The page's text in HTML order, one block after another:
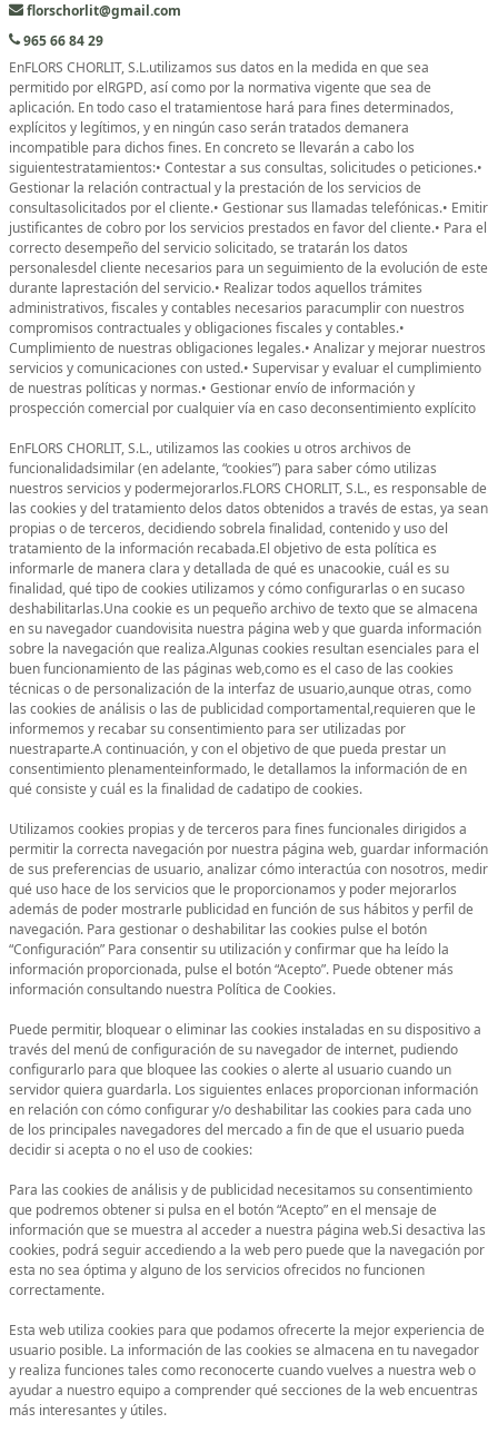
florschorlit@gmail.com
965 66 84 29
EnFLORS CHORLIT, S.L.utilizamos sus datos en la medida en que sea
permitido por elRGPD, así como por la normativa vigente que sea de
aplicación. En todo caso el tratamientose hará para fines determinados,
explícitos y legítimos, y en ningún caso serán tratados demanera
incompatible para dichos fines. En concreto se llevarán a cabo los
siguientestratamientos:• Contestar a sus consultas, solicitudes o peticiones.•
Gestionar la relación contractual y la prestación de los servicios de
consultasolicitados por el cliente.• Gestionar sus llamadas telefónicas.• Emitir
justificantes de cobro por los servicios prestados en favor del cliente.• Para el
correcto desempeño del servicio solicitado, se tratarán los datos
personalesdel cliente necesarios para un seguimiento de la evolución de este
durante laprestación del servicio.• Realizar todos aquellos trámites
administrativos, fiscales y contables necesarios paracumplir con nuestros
compromisos contractuales y obligaciones fiscales y contables.•
Cumplimiento de nuestras obligaciones legales.• Analizar y mejorar nuestros
servicios y comunicaciones con usted.• Supervisar y evaluar el cumplimiento
de nuestras políticas y normas.• Gestionar envío de información y
prospección comercial por cualquier vía en caso deconsentimiento explícito
EnFLORS CHORLIT, S.L., utilizamos las cookies u otros archivos de
funcionalidadsimilar (en adelante, “cookies”) para saber cómo utilizas
nuestros servicios y podermejorarlos.FLORS CHORLIT, S.L., es responsable de
las cookies y del tratamiento delos datos obtenidos a través de estas, ya sean
propias o de terceros, decidiendo sobrela finalidad, contenido y uso del
tratamiento de la información recabada.El objetivo de esta política es
informarle de manera clara y detallada de qué es unacookie, cuál es su
finalidad, qué tipo de cookies utilizamos y cómo configurarlas o en sucaso
deshabilitarlas.Una cookie es un pequeño archivo de texto que se almacena
en su navegador cuandovisita nuestra página web y que guarda información
sobre la navegación que realiza.Algunas cookies resultan esenciales para el
buen funcionamiento de las páginas web,como es el caso de las cookies
técnicas o de personalización de la interfaz de usuario,aunque otras, como
las cookies de análisis o las de publicidad comportamental,requieren que le
informemos y recabar su consentimiento para ser utilizadas por
nuestraparte.A continuación, y con el objetivo de que pueda prestar un
consentimiento plenamenteinformado, le detallamos la información de en
qué consiste y cuál es la finalidad de cadatipo de cookies.
Utilizamos cookies propias y de terceros para fines funcionales dirigidos a
permitir la correcta navegación por nuestra página web, guardar información
de sus preferencias de usuario, analizar cómo interactúa con nosotros, medir
qué uso hace de los servicios que le proporcionamos y poder mejorarlos
además de poder mostrarle publicidad en función de sus hábitos y perfil de
navegación. Para gestionar o deshabilitar las cookies pulse el botón
“Configuración” Para consentir su utilización y confirmar que ha leído la
información proporcionada, pulse el botón “Acepto”. Puede obtener más
información consultando nuestra Política de Cookies.
Puede permitir, bloquear o eliminar las cookies instaladas en su dispositivo a
través del menú de configuración de su navegador de internet, pudiendo
configurarlo para que bloquee las cookies o alerte al usuario cuando un
servidor quiera guardarla. Los siguientes enlaces proporcionan información
en relación con cómo configurar y/o deshabilitar las cookies para cada uno
de los principales navegadores del mercado a fin de que el usuario pueda
decidir si acepta o no el uso de cookies:
Para las cookies de análisis y de publicidad necesitamos su consentimiento
que podremos obtener si pulsa en el botón “Acepto” en el mensaje de
información que se muestra al acceder a nuestra página web.Si desactiva las
cookies, podrá seguir accediendo a la web pero puede que la navegación por
esta no sea óptima y alguno de los servicios ofrecidos no funcionen
correctamente.
Esta web utiliza cookies para que podamos ofrecerte la mejor experiencia de
usuario posible. La información de las cookies se almacena en tu navegador
y realiza funciones tales como reconocerte cuando vuelves a nuestra web o
ayudar a nuestro equipo a comprender qué secciones de la web encuentras
más interesantes y útiles.